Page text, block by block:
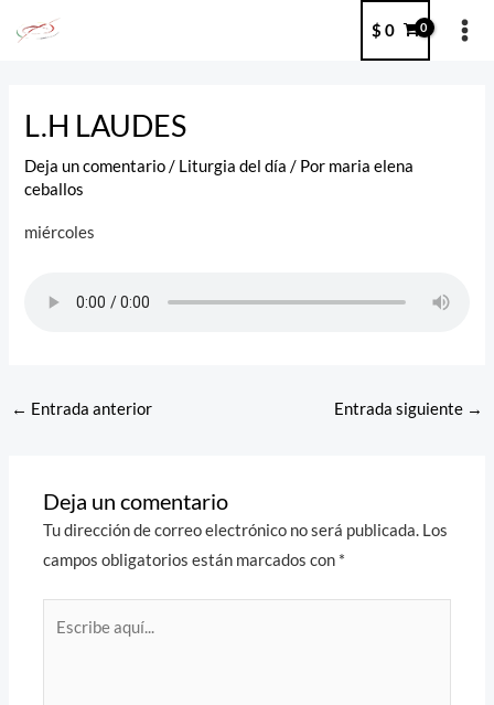
$ 0
L.H LAUDES
Deja un comentario / Liturgia del día / Por maria elena
ceballos
miércoles
← Entrada anterior Entrada siguiente →
Deja un comentario
Tu dirección de correo electrónico no será publicada. Los
campos obligatorios están marcados con *